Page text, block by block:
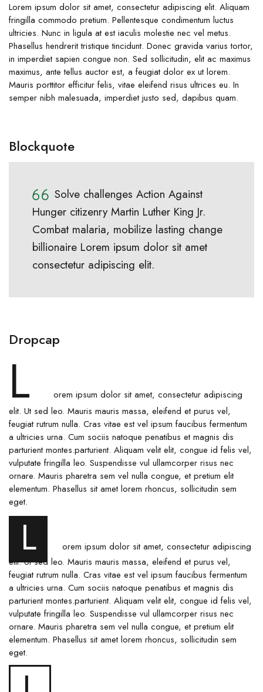
Lorem ipsum dolor sit amet, consectetur adipiscing elit. Aliquam
fringilla commodo pretium. Pellentesque condimentum luctus
ultricies. Nunc in ligula at est iaculis molestie nec vel metus.
Phasellus hendrerit tristique tincidunt. Donec gravida varius tortor,
in imperdiet sapien congue non. Sed sollicitudin, elit ac maximus
maximus, ante tellus auctor est, a feugiat dolor ex ut lorem.
Mauris porttitor efficitur felis, vitae eleifend risus ultrices eu. In
semper nibh malesuada, imperdiet justo sed, dapibus quam.
Blockquote
Solve challenges Action Against
Hunger citizenry Martin Luther King Jr.
Combat malaria, mobilize lasting change
billionaire Lorem ipsum dolor sit amet
consectetur adipiscing elit.
Dropcap
L
orem ipsum dolor sit amet, consectetur adipiscing
elit. Ut sed leo. Mauris mauris massa, eleifend et purus vel,
feugiat rutrum nulla. Cras vitae est vel ipsum faucibus fermentum
a ultricies urna. Cum sociis natoque penatibus et magnis dis
parturient montes.parturient. Aliquam velit elit, congue id felis vel,
vulputate fringilla leo. Suspendisse vul ullamcorper risus nec
ornare. Mauris pharetra sem vel nulla congue, et pretium elit
elementum. Phasellus sit amet lorem rhoncus, sollicitudin sem
eget.
L
orem ipsum dolor sit amet, consectetur adipiscing
elit. Ut sed leo. Mauris mauris massa, eleifend et purus vel,
feugiat rutrum nulla. Cras vitae est vel ipsum faucibus fermentum
a ultricies urna. Cum sociis natoque penatibus et magnis dis
parturient montes.parturient. Aliquam velit elit, congue id felis vel,
vulputate fringilla leo. Suspendisse vul ullamcorper risus nec
ornare. Mauris pharetra sem vel nulla congue, et pretium elit
elementum. Phasellus sit amet lorem rhoncus, sollicitudin sem
eget.